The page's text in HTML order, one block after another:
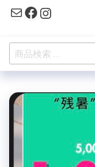
プ
MailFacebook
Instagram
検
索
象: